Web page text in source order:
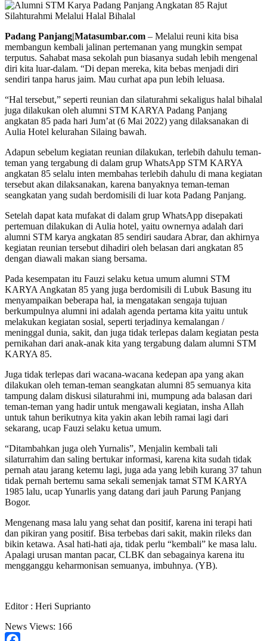
Padang Panjang|Matasumbar.com – Melalui reuni kita bisa
membangun kembali jalinan pertemanan yang mungkin sempat
terputus. Sahabat masa sekolah pun biasanya sudah lebih mengenal
diri kita luar-dalam. “Di depan mereka, kita bebas menjadi diri
sendiri tanpa harus jaim. Mau curhat apa pun lebih leluasa.
“Hal tersebut,” seperti reunian dan silaturahmi sekaligus halal bihalal
juga dilakukan oleh alumni STM KARYA Padang Panjang
angkatan 85 pada hari Jum’at (6 Mai 2022) yang dilaksanakan di
Aulia Hotel kelurahan Silaing bawah.
Adapun sebelum kegiatan reunian dilakukan, terlebih dahulu teman-
teman yang tergabung di dalam grup WhatsApp STM KARYA
angkatan 85 selalu inten membahas terlebih dahulu di mana kegiatan
tersebut akan dilaksanakan, karena banyaknya teman-teman
seangkatan yang sudah berdomisili di luar kota Padang Panjang.
Setelah dapat kata mufakat di dalam grup WhatsApp disepakati
pertemuan dilakukan di Aulia hotel, yaitu ownernya adalah dari
alumni STM karya angkatan 85 sendiri saudara Abrar, dan akhirnya
kegiatan reunian tersebut dihadiri oleh belasan dari angkatan 85
dengan diawali makan siang bersama.
Pada kesempatan itu Fauzi selaku ketua umum alumni STM
KARYA Angkatan 85 yang juga berdomisili di Lubuk Basung itu
menyampaikan beberapa hal, ia mengatakan sengaja tujuan
berkumpulnya alumni ini adalah agenda pertama kita yaitu untuk
melakukan kegiatan sosial, seperti terjadinya kemalangan /
meninggal dunia, sakit, dan juga tidak terlepas dalam kegiatan pesta
pernikahan dari anak-anak kita yang tergabung dalam alumni STM
KARYA 85.
Juga tidak terlepas dari wacana-wacana kedepan apa yang akan
dilakukan oleh teman-teman seangkatan alumni 85 semuanya kita
tampung dalam diskusi silaturahmi ini, mumpung ada balasan dari
teman-teman yang hadir untuk mengawali kegiatan, insha Allah
untuk tahun berikutnya kita yakin akan lebih ramai lagi dari
sekarang, ucap Fauzi selaku ketua umum.
“Ditambahkan juga oleh Yurnalis”, Menjalin kembali tali
silaturrahim dan saling bertukar informasi, karena kita sudah tidak
pernah atau jarang ketemu lagi, juga ada yang lebih kurang 37 tahun
tidak pernah bertemu sama sekali semenjak tamat STM KARYA
1985 lalu, ucap Yunarlis yang datang dari jauh Parung Panjang
Bogor.
Mengenang masa lalu yang sehat dan positif, karena ini terapi hati
dan pikiran yang positif. Bisa terbebas dari sakit, makin rileks dan
bikin ketawa. Asal hati-hati aja, tidak perlu “kembali” ke masa lalu.
Apalagi urusan mantan pacar, CLBK dan sebagainya karena itu
mengganggu keharmonisan semuanya, imbuhnya. (YB).
Editor : Heri Suprianto
News Views: 166